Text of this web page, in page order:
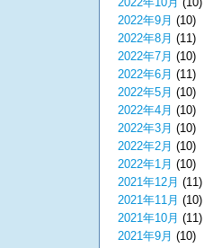
2022年9月 (10)
2022年8月 (11)
2022年7月 (10)
2022年6月 (11)
2022年5月 (10)
2022年4月 (10)
2022年3月 (10)
2022年2月 (10)
2022年1月 (10)
2021年12月 (11)
2021年11月 (10)
2021年10月 (11)
2021年9月 (10)